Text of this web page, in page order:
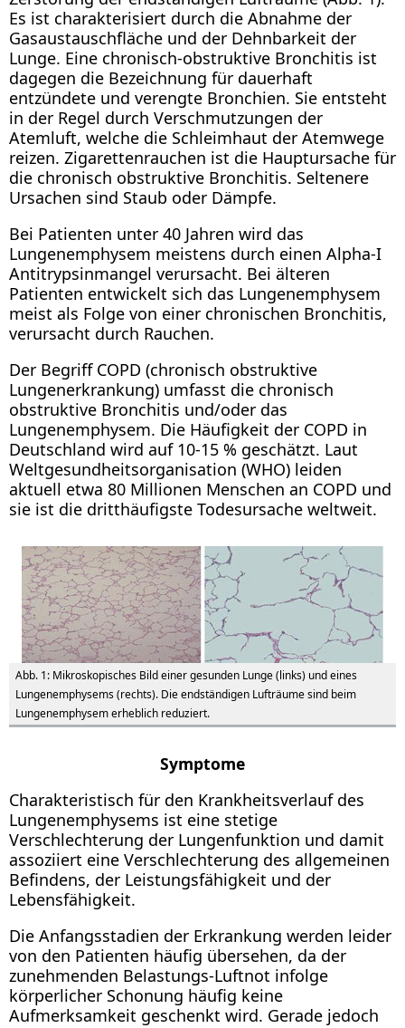
Es ist charakterisiert durch die Abnahme der
Gasaustauschfläche und der Dehnbarkeit der
Lunge. Eine chronisch-obstruktive Bronchitis ist
dagegen die Bezeichnung für dauerhaft
entzündete und verengte Bronchien. Sie entsteht
in der Regel durch Verschmutzungen der
Atemluft, welche die Schleimhaut der Atemwege
reizen. Zigarettenrauchen ist die Hauptursache für
die chronisch obstruktive Bronchitis. Seltenere
Ursachen sind Staub oder Dämpfe.
Bei Patienten unter 40 Jahren wird das
Lungenemphysem meistens durch einen Alpha-I
Antitrypsinmangel verursacht. Bei älteren
Patienten entwickelt sich das Lungenemphysem
meist als Folge von einer chronischen Bronchitis,
verursacht durch Rauchen.
Der Begriff COPD (chronisch obstruktive
Lungenerkrankung) umfasst die chronisch
obstruktive Bronchitis und/oder das
Lungenemphysem. Die Häufigkeit der COPD in
Deutschland wird auf 10-15 % geschätzt. Laut
Weltgesundheitsorganisation (WHO) leiden
aktuell etwa 80 Millionen Menschen an COPD und
sie ist die dritthäufigste Todesursache weltweit.
Abb. 1: Mikroskopisches Bild einer gesunden Lunge (links) und eines
Lungenemphysems (rechts). Die endständigen Lufträume sind beim
Lungenemphysem erheblich reduziert.
Symptome
Charakteristisch für den Krankheitsverlauf des
Lungenemphysems ist eine stetige
Verschlechterung der Lungenfunktion und damit
assoziiert eine Verschlechterung des allgemeinen
Befindens, der Leistungsfähigkeit und der
Lebensfähigkeit.
Die Anfangsstadien der Erkrankung werden leider
von den Patienten häufig übersehen, da der
zunehmenden Belastungs-Luftnot infolge
körperlicher Schonung häufig keine
Aufmerksamkeit geschenkt wird. Gerade jedoch